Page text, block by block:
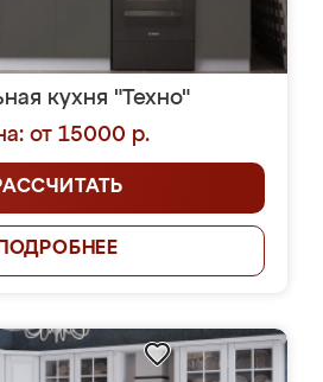
кухня "Техно"
от 15000 р.
ПОДРОБНЕЕ